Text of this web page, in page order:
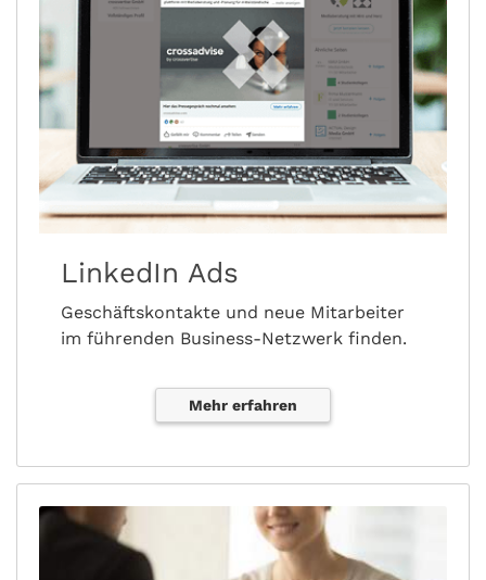
LinkedIn Ads
Geschäftskontakte und neue Mitarbeiter
im führenden Business-Netzwerk finden.
Mehr erfahren